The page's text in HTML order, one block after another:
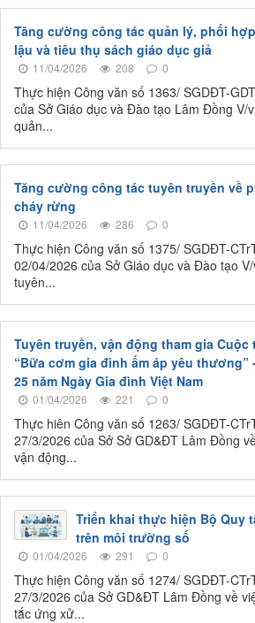
Tăng cường công tác quản lý, phối
lậu và tiêu thụ sách giáo dục giả
11/04/2026 208 0
Thực hiện Công văn số 1363/ SGDĐT-
của Sở Giáo dục và Đào tạo Lâm Đồng V/
quản...
Tăng cường công tác tuyên truyền về
cháy rừng
11/04/2026 286 0
Thực hiện Công văn số 1375/ SGDĐT-
02/04/2026 của Sở Giáo dục và Đào tạo
tuyên...
Tuyên truyền, vận động tham gia
“Bữa cơm gia đình ấm áp yêu
25 năm Ngày Gia đình Việt Nam
01/04/2026 221 0
Thực hiên Công văn số 1263/ SGDĐT-
27/3/2026 của Sở Sở GD&ĐT Lâm Đồng
vận động...
Triển khai thực hiện Bộ Quy
trên môi trường số
01/04/2026 291 0
Thực hiện Công văn số 1274/ SGDĐT-
27/3/2026 của Sở GD&ĐT Lâm Đồng về
tắc ứng xử...